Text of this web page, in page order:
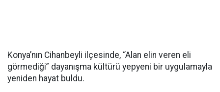
Konya’nın Cihanbeyli ilçesinde, “Alan elin veren eli
görmediği” dayanışma kültürü yepyeni bir uygulamayla
yeniden hayat buldu.